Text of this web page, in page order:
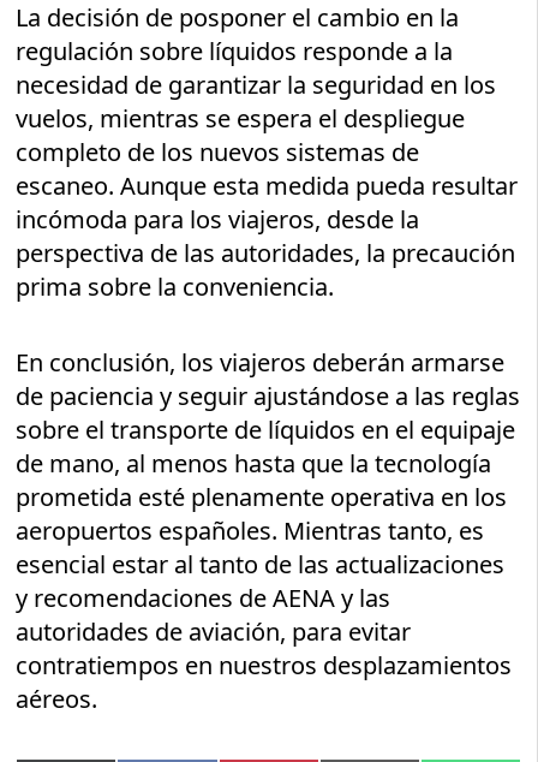
La decisión de posponer el cambio en la
regulación sobre líquidos responde a la
necesidad de garantizar la seguridad en los
vuelos, mientras se espera el despliegue
completo de los nuevos sistemas de
escaneo. Aunque esta medida pueda resultar
incómoda para los viajeros, desde la
perspectiva de las autoridades, la precaución
prima sobre la conveniencia.
En conclusión, los viajeros deberán armarse
de paciencia y seguir ajustándose a las reglas
sobre el transporte de líquidos en el equipaje
de mano, al menos hasta que la tecnología
prometida esté plenamente operativa en los
aeropuertos españoles. Mientras tanto, es
esencial estar al tanto de las actualizaciones
y recomendaciones de AENA y las
autoridades de aviación, para evitar
contratiempos en nuestros desplazamientos
aéreos.